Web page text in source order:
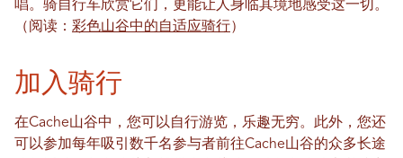
唱。骑自行车欣赏它们，更能让人身临其境地感受这一切。
（阅读： 彩色山谷中的自适应骑行）
加入骑行
在Cache山谷中，您可以自行游览，乐趣无穷。此外，您还
可以参加每年吸引数千名参与者前往Cache山谷的众多长途